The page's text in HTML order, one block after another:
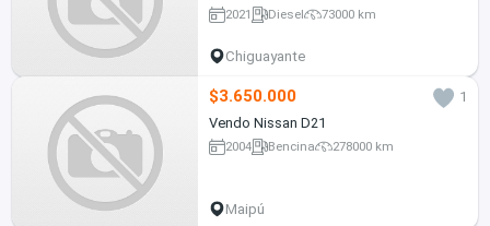
2021 Diesel 73000 km
Chiguayante
$3.650.000
1
Vendo Nissan D21
2004 Bencina 278000 km
Maipú